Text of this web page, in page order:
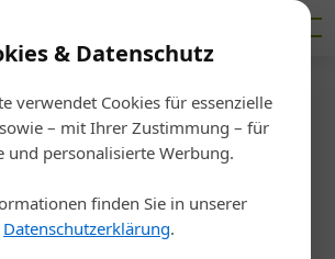
& Datenschutz
verwendet Cookies für essenzielle
– mit Ihrer Zustimmung – für
und personalisierte Werbung.
finden Sie in unserer
Datenschutzerklärung.
Startseite /Bauen
im Daikin-Team
12.04.2018, 08:49 Uhr